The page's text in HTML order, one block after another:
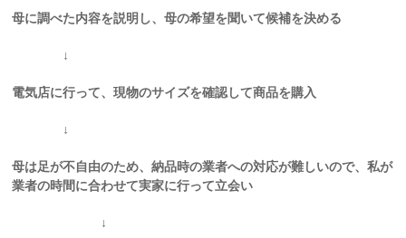
母に調べた内容を説明し、母の希望を聞いて候補を決める
↓
電気店に行って、現物のサイズを確認して商品を購入
↓
母は足が不自由のため、納品時の業者への対応が難しいので、私が
業者の時間に合わせて実家に行って立会い
↓